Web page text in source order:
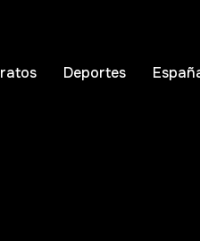
Deportes